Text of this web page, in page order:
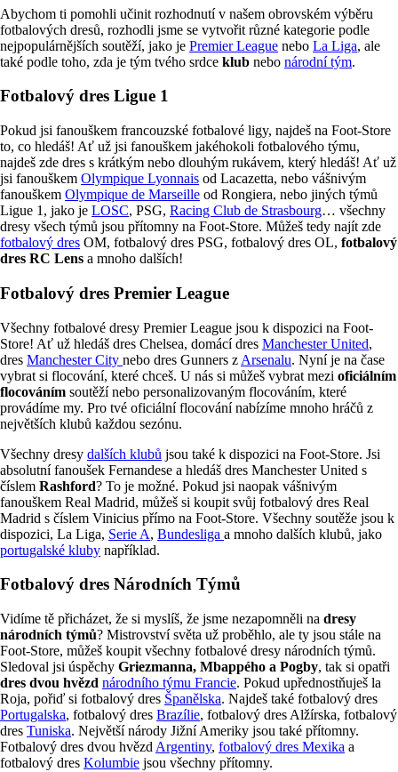
Abychom ti pomohli učinit rozhodnutí v našem obrovském výběru
fotbalových dresů, rozhodli jsme se vytvořit různé kategorie podle
nejpopulárnějších soutěží, jako je Premier League nebo La Liga, ale
také podle toho, zda je tým tvého srdce klub nebo národní tým.
Fotbalový dres Ligue 1
Pokud jsi fanouškem francouzské fotbalové ligy, najdeš na Foot-Store
to, co hledáš! Ať už jsi fanouškem jakéhokoli fotbalového týmu,
najdeš zde dres s krátkým nebo dlouhým rukávem, který hledáš! Ať už
jsi fanouškem Olympique Lyonnais od Lacazetta, nebo vášnivým
fanouškem Olympique de Marseille od Rongiera, nebo jiných týmů
Ligue 1, jako je LOSC, PSG, Racing Club de Strasbourg… všechny
dresy všech týmů jsou přítomny na Foot-Store. Můžeš tedy najít zde
fotbalový dres OM, fotbalový dres PSG, fotbalový dres OL, fotbalový
dres RC Lens a mnoho dalších!
Fotbalový dres Premier League
Všechny fotbalové dresy Premier League jsou k dispozici na Foot-
Store! Ať už hledáš dres Chelsea, domácí dres Manchester United,
dres Manchester City nebo dres Gunners z Arsenalu. Nyní je na čase
vybrat si flocování, které chceš. U nás si můžeš vybrat mezi oficiálním
flocováním soutěží nebo personalizovaným flocováním, které
provádíme my. Pro tvé oficiální flocování nabízíme mnoho hráčů z
největších klubů každou sezónu.
Všechny dresy dalších klubů jsou také k dispozici na Foot-Store. Jsi
absolutní fanoušek Fernandese a hledáš dres Manchester United s
číslem Rashford? To je možné. Pokud jsi naopak vášnivým
fanouškem Real Madrid, můžeš si koupit svůj fotbalový dres Real
Madrid s číslem Vinicius přímo na Foot-Store. Všechny soutěže jsou k
dispozici, La Liga, Serie A, Bundesliga a mnoho dalších klubů, jako
portugalské kluby například.
Fotbalový dres Národních Týmů
Vidíme tě přicházet, že si myslíš, že jsme nezapomněli na dresy
národních týmů? Mistrovství světa už proběhlo, ale ty jsou stále na
Foot-Store, můžeš koupit všechny fotbalové dresy národních týmů.
Sledoval jsi úspěchy Griezmanna, Mbappého a Pogby, tak si opatři
dres dvou hvězd národního týmu Francie. Pokud upřednostňuješ la
Roja, pořiď si fotbalový dres Španělska. Najdeš také fotbalový dres
Portugalska, fotbalový dres Brazílie, fotbalový dres Alžírska, fotbalový
dres Tuniska. Největší národy Jižní Ameriky jsou také přítomny.
Fotbalový dres dvou hvězd Argentiny, fotbalový dres Mexika a
fotbalový dres Kolumbie jsou všechny přítomny.